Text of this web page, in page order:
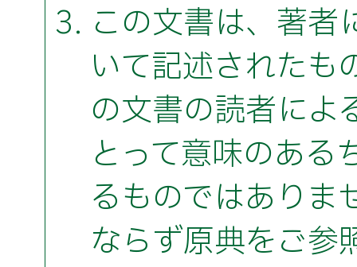
この文書は、著者
いて記述されたも
の文書の読者によ
とって意味のある
るものではありま
ならず原典をご参